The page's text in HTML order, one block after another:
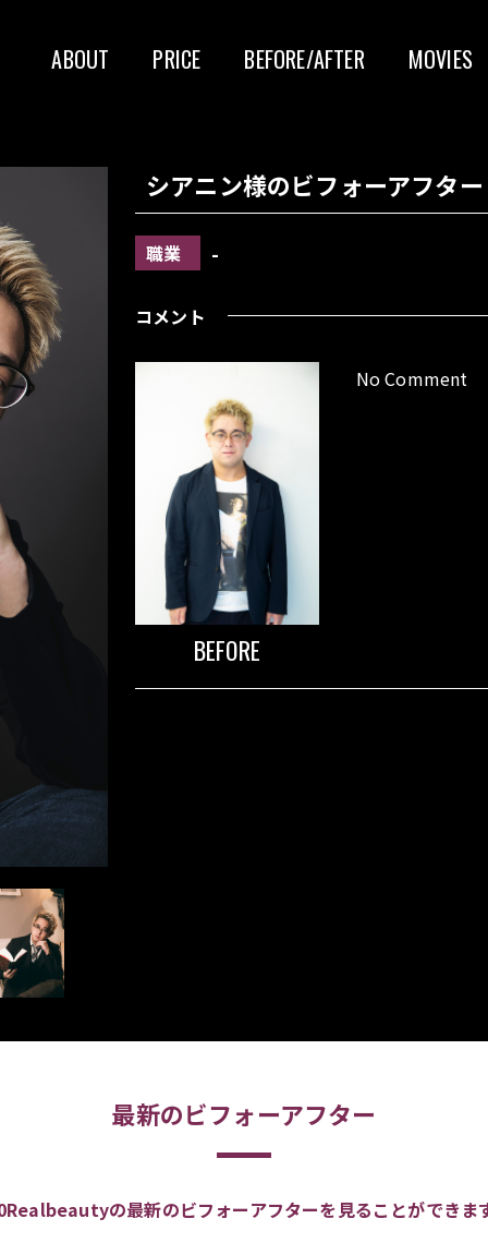
ABOUT PRICE BEFORE/AFTER MOVIES
シアニン様のビフォーアフター
職業 -
コメント
BEFORE
No Comment
最新のビフォーアフター
の最新のビフォーアフターを見ることができま